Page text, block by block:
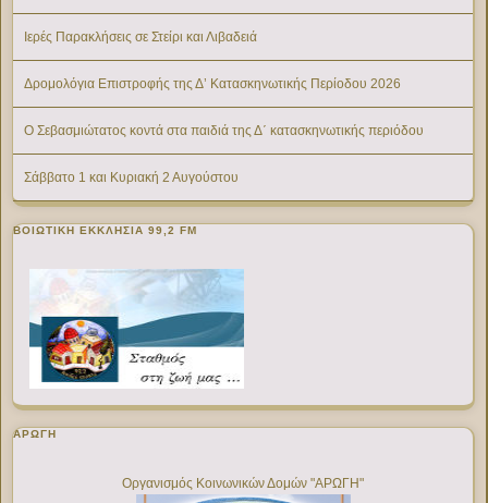
Ιερές Παρακλήσεις σε Στείρι και Λιβαδειά
Δρομολόγια Επιστροφής της Δ’ Κατασκηνωτικής Περίοδου 2026
Ο Σεβασμιώτατος κοντά στα παιδιά της Δ΄ κατασκηνωτικής περιόδου
Σάββατο 1 και Κυριακή 2 Αυγούστου
ΒΟΙΩΤΙΚΉ ΕΚΚΛΗΣΊΑ 99,2 FM
ΑΡΩΓΗ
Οργανισμός Κοινωνικών Δομών "ΑΡΩΓΗ"